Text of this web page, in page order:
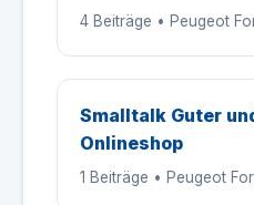
4 Beiträge • Peugeot
Smalltalk Guter
Onlineshop
1 Beiträge • Peugeot